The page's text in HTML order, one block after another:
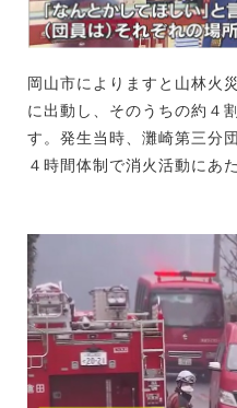
岡山市によりますと山林火
に出動し、そのうちの約４
す。発生当時、灘崎第三分
４時間体制で消火活動にあ